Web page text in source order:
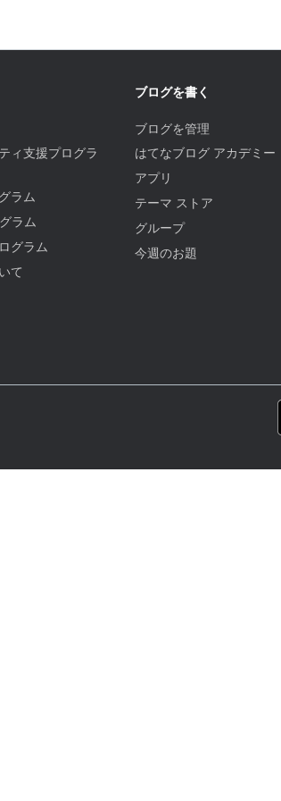
ィ支援プログラ
ラム
ラム
グラム
て
ブログを書く
ブログを管理
はてなブログ アカデミー
アプリ
テーマ ストア
グループ
今週のお題